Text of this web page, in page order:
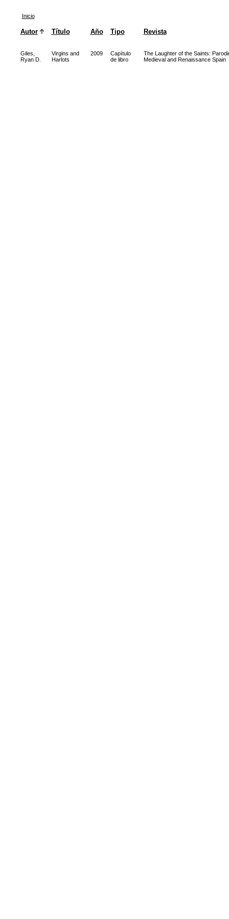
Inicio
Autor Título Año Tipo Revista
Giles,
Ryan D.
Virgins and
Harlots
2009
Capítulo
de libro
The Laughter of the Saints:
Medieval and Renaissance Spain